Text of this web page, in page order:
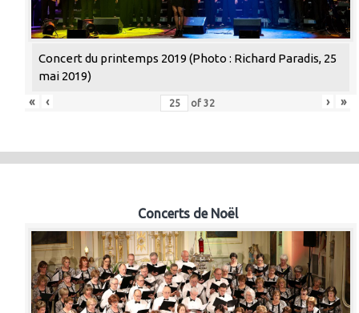
Concert du printemps 2019 (Photo : Richard Paradis, 25
mai 2019)
«
‹ of 32 › »
Concerts de Noël